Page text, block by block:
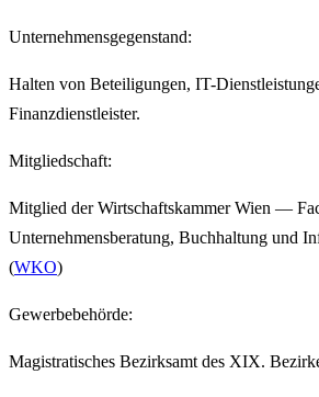
Unternehmensgegenstand:
Halten von Beteiligungen, IT-
Finanzdienstleister.
Mitgliedschaft:
Mitglied der Wirtschaftskammer Wien —
Unternehmensberatung, Buchhaltung und
(WKO)
Gewerbebehörde:
Magistratisches Bezirksamt des XIX.